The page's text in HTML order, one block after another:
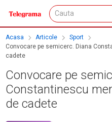
Acasa Articole
Sport
Convocare pe semicerc. Diana
cadete
Convocare pe
Constantinescu
de cadete